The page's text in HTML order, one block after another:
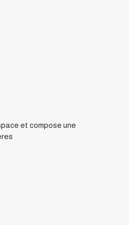
et compose une